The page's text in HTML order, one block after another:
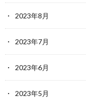
2023年8月
2023年7月
2023年6月
2023年5月